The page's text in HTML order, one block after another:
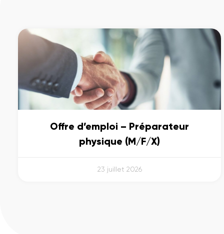
Offre d’emploi – Préparateur
physique (M/F/X)
23 juillet 2026